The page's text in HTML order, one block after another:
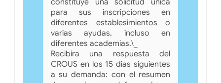
constituye una solicitud unica
para sus inscripciones en
diferentes establesimientos o
varias ayudas, incluso en
diferentes academias.\_
Recibira una respuesta del
CROUS en los 15 dias siguientes
a su demanda: con el resumen